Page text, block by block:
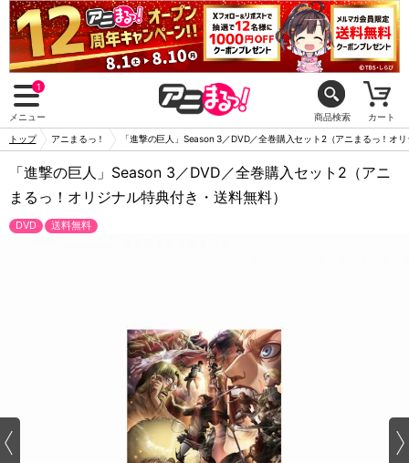
1
メニュー 商品検索 カート
トップ アニまるっ！ 「進撃の巨人」Season 3／DVD／全巻購入セット2（アニまるっ！オ
「進撃の巨人」Season 3／DVD／全巻購入セット2（アニ
まるっ！オリジナル特典付き・送料無料）
DVD 送料無料